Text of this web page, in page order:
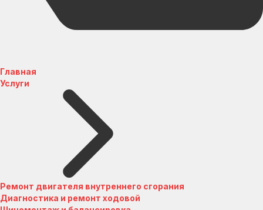
Главная
Услуги
Ремонт двигателя внутреннего сгорания
Диагностика и ремонт ходовой